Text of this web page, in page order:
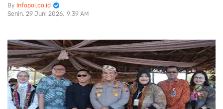
Infopol.co.id
Senin, 29 Juni 2026 9:39 AM